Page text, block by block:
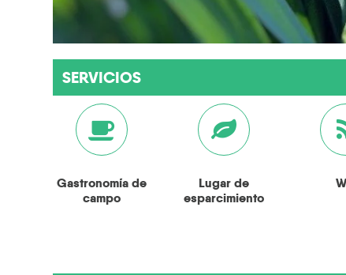
SERVICIOS
Gastronomía de
campo
Lugar de
esparcimiento